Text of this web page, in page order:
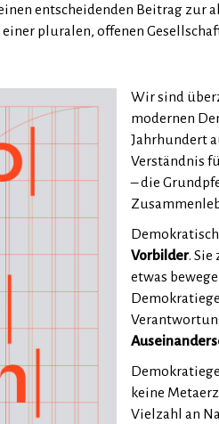
entscheidenden Beitrag
pluralen, offenen
Wir sind
modernen
Jahrhundert
Verständnis
– die
Vorbilder. Sie
etwas
keine
Vielzahl an